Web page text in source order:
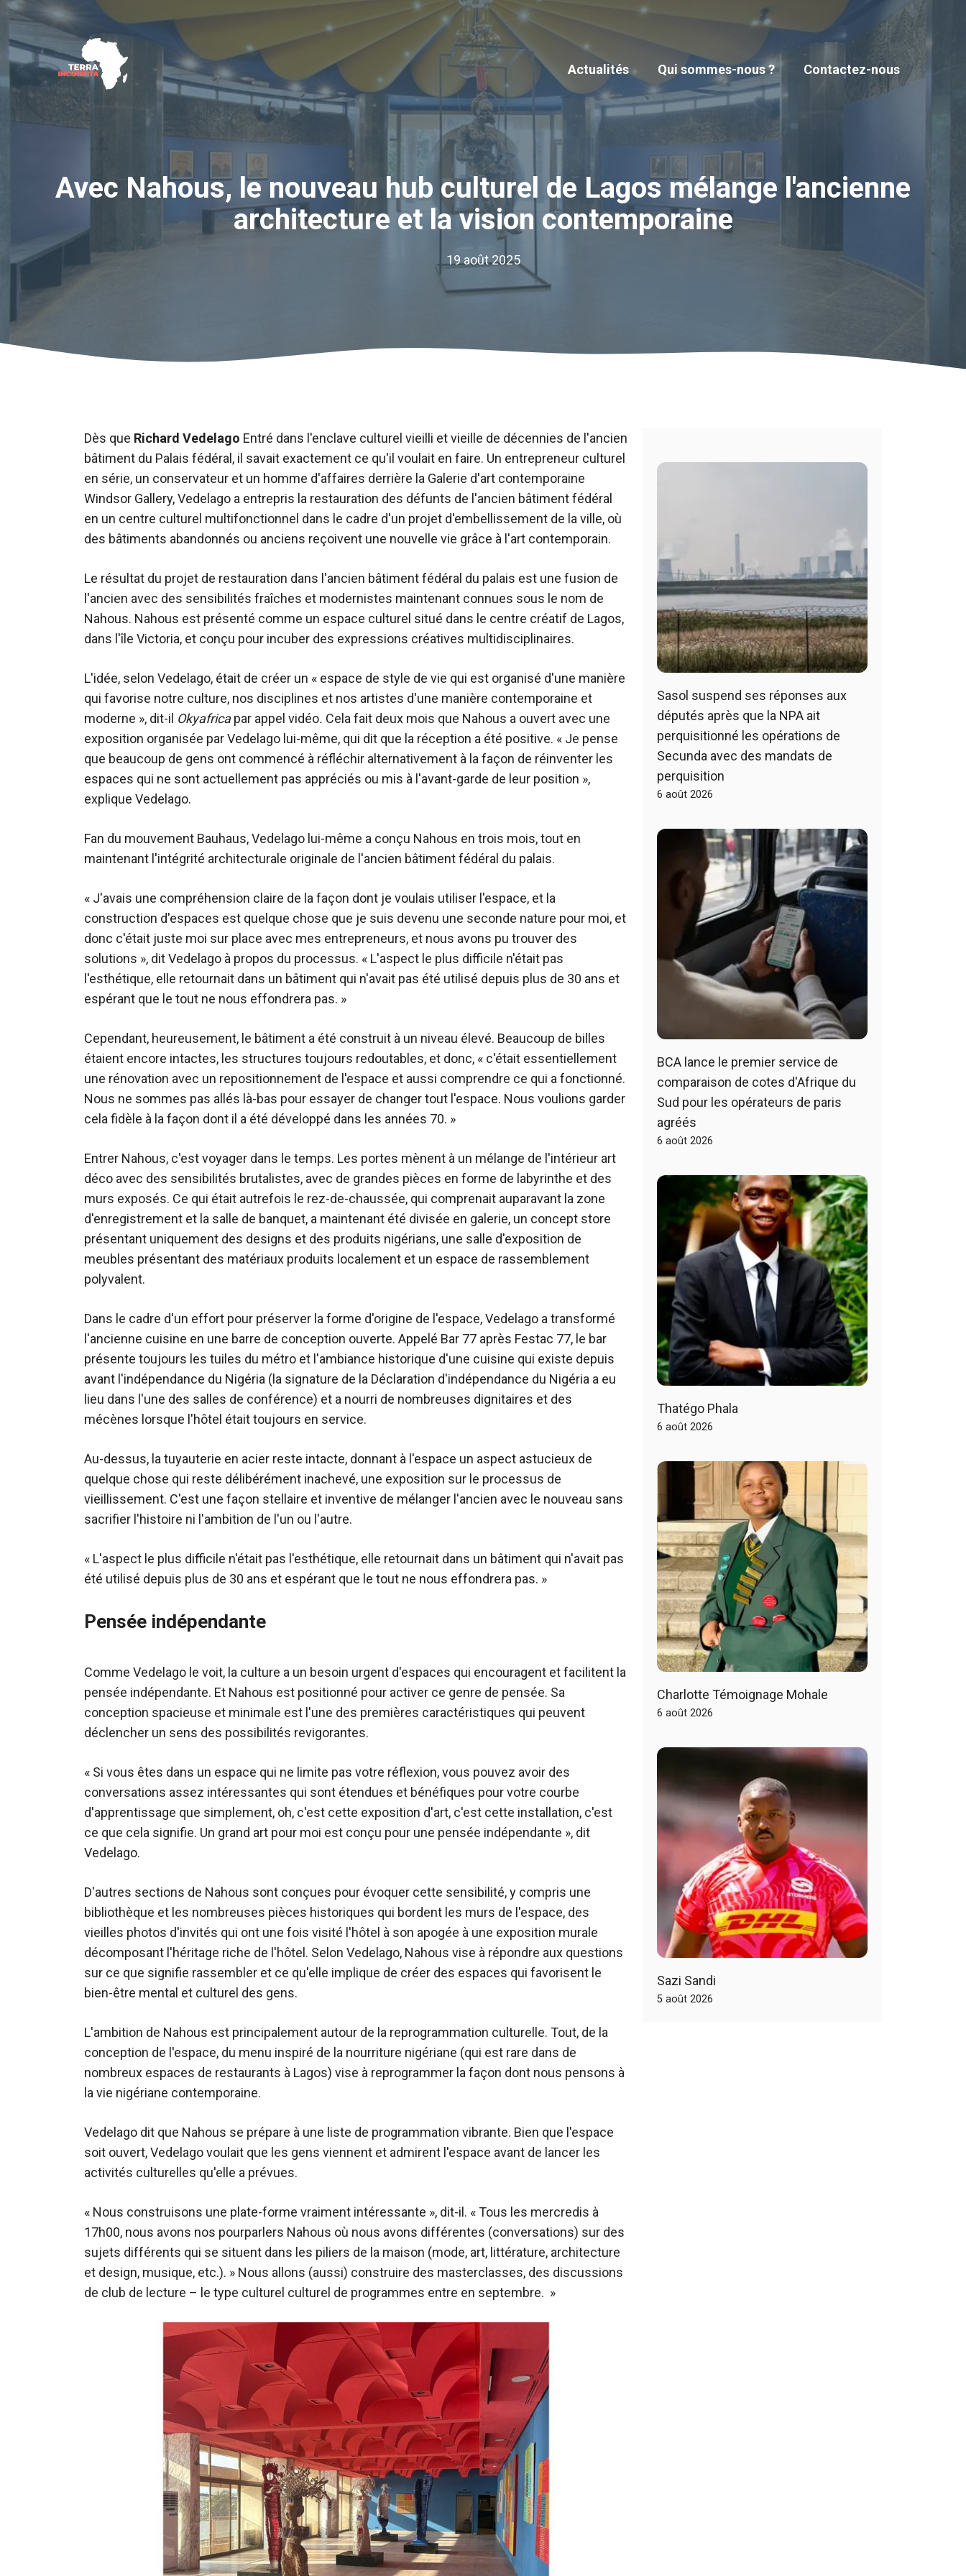
Aller
contenu
Actualités
Qui sommes-nous ? Contactez-nous
Avec Nahous, le nouveau hub culturel de Lagos mélange l'ancienne
architecture et la vision contemporaine
19 août 2025
Dès que Richard Vedelago Entré dans l'enclave culturel vieilli et vieille de décennies de l'ancien
bâtiment du Palais fédéral, il savait exactement ce qu'il voulait en faire. Un entrepreneur culturel
en série, un conservateur et un homme d'affaires derrière la Galerie d'art contemporaine
Windsor Gallery, Vedelago a entrepris la restauration des défunts de l'ancien bâtiment fédéral
en un centre culturel multifonctionnel dans le cadre d'un projet d'embellissement de la ville, où
des bâtiments abandonnés ou anciens reçoivent une nouvelle vie grâce à l'art contemporain.
Le résultat du projet de restauration dans l'ancien bâtiment fédéral du palais est une fusion de
l'ancien avec des sensibilités fraîches et modernistes maintenant connues sous le nom de
Nahous. Nahous est présenté comme un espace culturel situé dans le centre créatif de Lagos,
dans l'île Victoria, et conçu pour incuber des expressions créatives multidisciplinaires.
L'idée, selon Vedelago, était de créer un « espace de style de vie qui est organisé d'une manière
qui favorise notre culture, nos disciplines et nos artistes d'une manière contemporaine et
moderne », dit-il Okyafricapar appel vidéo. Cela fait deux mois que Nahous a ouvert avec une
exposition organisée par Vedelago lui-même, qui dit que la réception a été positive. « Je pense
que beaucoup de gens ont commencé à réfléchir alternativement à la façon de réinventer les
espaces qui ne sont actuellement pas appréciés ou mis à l'avant-garde de leur position »,
explique Vedelago.
Fan du mouvement Bauhaus, Vedelago lui-même a conçu Nahous en trois mois, tout en
maintenant l'intégrité architecturale originale de l'ancien bâtiment fédéral du palais.
« J'avais une compréhension claire de la façon dont je voulais utiliser l'espace, et la
construction d'espaces est quelque chose que je suis devenu une seconde nature pour moi, et
donc c'était juste moi sur place avec mes entrepreneurs, et nous avons pu trouver des
solutions », dit Vedelago à propos du processus. « L'aspect le plus difficile n'était pas
l'esthétique, elle retournait dans un bâtiment qui n'avait pas été utilisé depuis plus de 30 ans et
espérant que le tout ne nous effondrera pas. »
Cependant, heureusement, le bâtiment a été construit à un niveau élevé. Beaucoup de billes
étaient encore intactes, les structures toujours redoutables, et donc, « c'était essentiellement
une rénovation avec un repositionnement de l'espace et aussi comprendre ce qui a fonctionné.
Nous ne sommes pas allés là-bas pour essayer de changer tout l'espace. Nous voulions garder
cela fidèle à la façon dont il a été développé dans les années 70. »
Entrer Nahous, c'est voyager dans le temps. Les portes mènent à un mélange de l'intérieur art
déco avec des sensibilités brutalistes, avec de grandes pièces en forme de labyrinthe et des
murs exposés. Ce qui était autrefois le rez-de-chaussée, qui comprenait auparavant la zone
d'enregistrement et la salle de banquet, a maintenant été divisée en galerie, un concept store
présentant uniquement des designs et des produits nigérians, une salle d'exposition de
meubles présentant des matériaux produits localement et un espace de rassemblement
polyvalent.
Dans le cadre d'un effort pour préserver la forme d'origine de l'espace, Vedelago a transformé
l'ancienne cuisine en une barre de conception ouverte. Appelé Bar 77 après Festac 77, le bar
présente toujours les tuiles du métro et l'ambiance historique d'une cuisine qui existe depuis
avant l'indépendance du Nigéria (la signature de la Déclaration d'indépendance du Nigéria a eu
lieu dans l'une des salles de conférence) et a nourri de nombreuses dignitaires et des
mécènes lorsque l'hôtel était toujours en service.
Au-dessus, la tuyauterie en acier reste intacte, donnant à l'espace un aspect astucieux de
quelque chose qui reste délibérément inachevé, une exposition sur le processus de
vieillissement. C'est une façon stellaire et inventive de mélanger l'ancien avec le nouveau sans
sacrifier l'histoire ni l'ambition de l'un ou l'autre.
« L'aspect le plus difficile n'était pas l'esthétique, elle retournait dans un bâtiment qui n'avait pas
été utilisé depuis plus de 30 ans et espérant que le tout ne nous effondrera pas. »
Pensée indépendante
Comme Vedelago le voit, la culture a un besoin urgent d'espaces qui encouragent et facilitent la
pensée indépendante. Et Nahous est positionné pour activer ce genre de pensée. Sa
conception spacieuse et minimale est l'une des premières caractéristiques qui peuvent
déclencher un sens des possibilités revigorantes.
« Si vous êtes dans un espace qui ne limite pas votre réflexion, vous pouvez avoir des
conversations assez intéressantes qui sont étendues et bénéfiques pour votre courbe
d'apprentissage que simplement, oh, c'est cette exposition d'art, c'est cette installation, c'est
ce que cela signifie. Un grand art pour moi est conçu pour une pensée indépendante », dit
Vedelago.
D'autres sections de Nahous sont conçues pour évoquer cette sensibilité, y compris une
bibliothèque et les nombreuses pièces historiques qui bordent les murs de l'espace, des
vieilles photos d'invités qui ont une fois visité l'hôtel à son apogée à une exposition murale
décomposant l'héritage riche de l'hôtel. Selon Vedelago, Nahous vise à répondre aux questions
sur ce que signifie rassembler et ce qu'elle implique de créer des espaces qui favorisent le
bien-être mental et culturel des gens.
L'ambition de Nahous est principalement autour de la reprogrammation culturelle. Tout, de la
conception de l'espace, du menu inspiré de la nourriture nigériane (qui est rare dans de
nombreux espaces de restaurants à Lagos) vise à reprogrammer la façon dont nous pensons à
la vie nigériane contemporaine.
Vedelago dit que Nahous se prépare à une liste de programmation vibrante. Bien que l'espace
soit ouvert, Vedelago voulait que les gens viennent et admirent l'espace avant de lancer les
activités culturelles qu'elle a prévues.
« Nous construisons une plate-forme vraiment intéressante », dit-il. « Tous les mercredis à
17h00, nous avons nos pourparlers Nahous où nous avons différentes (conversations) sur des
sujets différents qui se situent dans les piliers de la maison (mode, art, littérature, architecture
et design, musique, etc.). » Nous allons (aussi) construire des masterclasses, des discussions
de club de lecture – le type culturel culturel de programmes entre en septembre. »
Sasol suspend ses réponses aux
députés après que la NPA ait
perquisitionné les opérations de
Secunda avec des mandats de
perquisition
6 août 2026
BCA lance le premier service de
comparaison de cotes d'Afrique du
Sud pour les opérateurs de paris
agréés
6 août 2026
Thatégo Phala
6 août 2026
Charlotte Témoignage Mohale
6 août 2026
Sazi Sandi
5 août 2026